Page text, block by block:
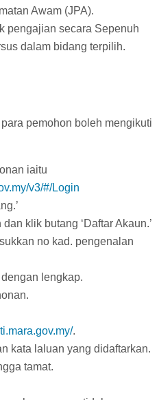
Awam (JPA).
pengajian secara Sepenuh
dalam bidang terpilih.
pemohon boleh mengikuti
iaitu
v3/#/Login
klik butang ‘Daftar Akaun.’
no kad. pengenalan
lengkap.
.
kata laluan yang didaftarkan.
tamat.